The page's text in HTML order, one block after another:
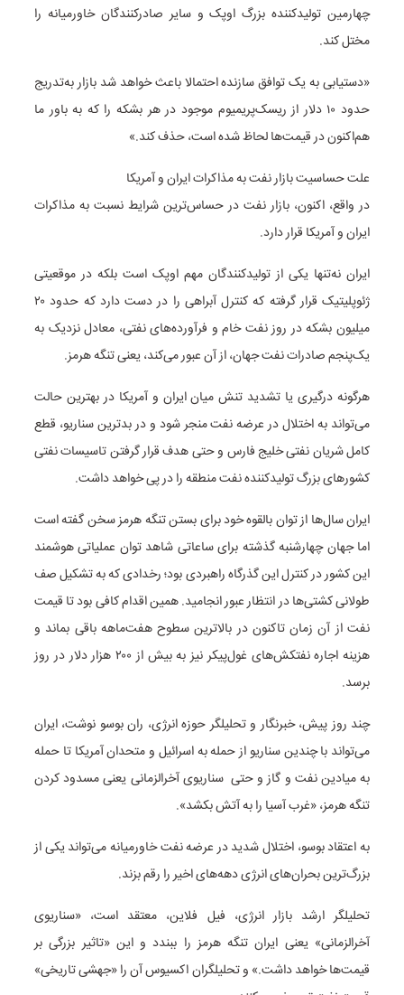
چهارمین تولیدکننده بزرگ اوپک و سایر صادرکنندگان خاورمیانه را
مختل کند.
«دستیابی به یک توافق سازنده احتمالا باعث خواهد شد بازار به‌تدریج
حدود ۱۰ دلار از ریسک‌پریمیوم موجود در هر بشکه را که به باور ما
هم‌اکنون در قیمت‌ها لحاظ شده است، حذف کند.»
علت حساسیت بازار نفت به مذاکرات ایران و آمریکا
در واقع، اکنون، بازار نفت در حساس‌ترین شرایط نسبت به مذاکرات
ایران و آمریکا قرار دارد.
ایران نه‌تنها یکی از تولیدکنندگان مهم اوپک است بلکه در موقعیتی
ژئوپلیتیک قرار گرفته که کنترل آبراهی را در دست دارد که حدود ۲۰
میلیون بشکه در روز نفت خام و فرآورده‌های نفتی، معادل نزدیک به
یک‌پنجم صادرات نفت جهان، از آن عبور می‌کند، یعنی تنگه هرمز.
هرگونه درگیری یا تشدید تنش میان ایران و آمریکا در بهترین حالت
می‌تواند به اختلال در عرضه نفت منجر شود و در بدترین سناریو، قطع
کامل شریان نفتی خلیج فارس و حتی هدف قرار گرفتن تاسیسات نفتی
کشورهای بزرگ تولیدکننده نفت منطقه را در پی خواهد داشت.
ایران سال‌ها از توان بالقوه خود برای بستن تنگه هرمز سخن گفته است
اما جهان چهارشنبه گذشته برای ساعاتی شاهد توان عملیاتی هوشمند
این کشور در کنترل این گذرگاه راهبردی بود؛ رخدادی که به تشکیل صف
طولانی کشتی‌ها در انتظار عبور انجامید. همین اقدام کافی بود تا قیمت
نفت از آن زمان تاکنون در بالاترین سطوح هفت‌ماهه باقی بماند و
هزینه اجاره نفتکش‌های غول‌پیکر نیز به بیش از ۲۰۰ هزار دلار در روز
برسد.
چند روز پیش، خبرنگار و تحلیلگر حوزه انرژی، ران بوسو نوشت، ایران
می‌تواند با چندین سناریو از حمله به اسرائیل و متحدان آمریکا تا حمله
به میادین نفت و گاز و حتی سناریوی آخرالزمانی یعنی مسدود کردن
تنگه هرمز، «غرب آسیا را به آتش بکشد».
به اعتقاد بوسو، اختلال شدید در عرضه نفت خاورمیانه می‌تواند یکی از
بزرگ‌ترین بحران‌های انرژی دهه‌های اخیر را رقم بزند.
تحلیلگر ارشد بازار انرژی، فیل فلاین، معتقد است، «سناریوی
آخرالزمانی» یعنی ایران تنگه هرمز را ببندد و این «تاثیر بزرگی بر
قیمت‌ها خواهد داشت.» و تحلیلگران اکسیوس آن را «جهشی تاریخی»